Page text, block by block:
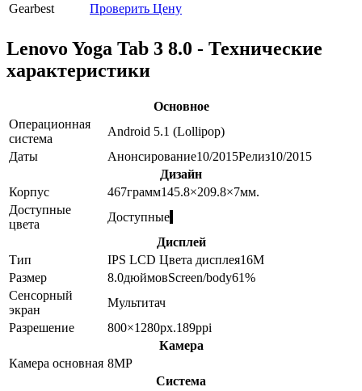
Gearbest
Проверить Цену
Lenovo Yoga Tab 3 8.0 - Технические
характеристики
Основное
Операционная
система
Android 5.1 (Lollipop)
Даты
Анонсирование10/2015Релиз10/2015
Дизайн
Корпус
467грамм145.8×209.8×7мм.
Доступные
цвета
Доступные
Дисплей
Тип
IPS LCD Цвета дисплея16M
Размер
8.0дюймовScreen/body61%
Сенсорный
экран
Мультитач
Разрешение
800×1280px.189ppi
Камера
Камера основная 8MP
Система